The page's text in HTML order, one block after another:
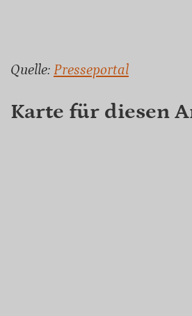
Quelle: Presseportal
Karte für diesen